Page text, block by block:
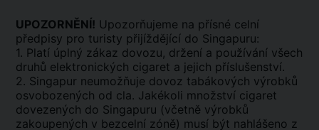
UPOZORNĚNÍ! Upozorňujeme na přísné celní
předpisy pro turisty přijíždějící do Singapuru:
1. Platí úplný zákaz dovozu, držení a používání všech
druhů elektronických cigaret a jejich příslušenství.
2. Singapur neumožňuje dovoz tabákových výrobků
osvobozených od cla. Jakékoli množství cigaret
dovezených do Singapuru (včetně výrobků
zakoupených v bezcelní zóně) musí být nahlášeno z